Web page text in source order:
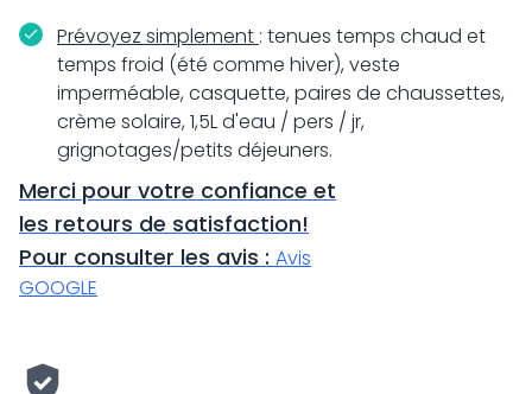
Prévoyez simplement : tenues temps chaud et
temps froid (été comme hiver), veste
imperméable, casquette, paires de chaussettes,
crème solaire, 1,5L d'eau / pers / jr,
grignotages/petits déjeuners.
Merci pour votre confiance et
les retours de satisfaction!
Pour consulter les avis : Avis
GOOGLE